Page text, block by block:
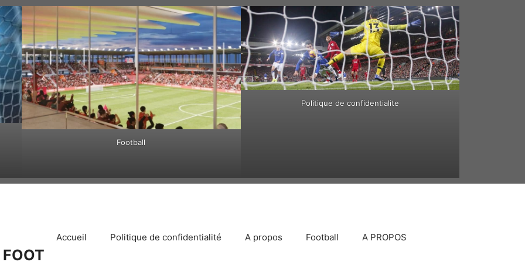
Football
Politique de confidentialite
Accueil Politique de confidentialité A propos Football A PROPOS